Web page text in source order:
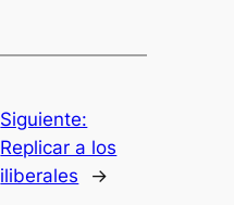
Siguiente:
Replicar a los
iliberales
→